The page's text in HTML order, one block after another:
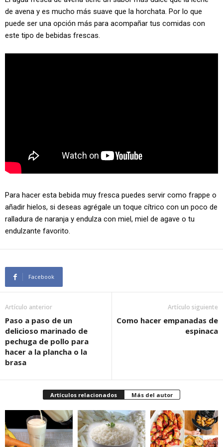
de avena y es mucho más suave que la horchata. Por lo que
puede ser una opción más para acompañar tus comidas con
este tipo de bebidas frescas.
Para hacer esta bebida muy fresca puedes servir como frappe o
añadir hielos, si deseas agrégale un toque cítrico con un poco de
ralladura de naranja y endulza con miel, miel de agave o tu
endulzante favorito.
Facebook
Artículo anterior
Paso a paso de un
delicioso marinado de
pechuga de pollo para
hacer a la plancha o la
brasa
Artículo siguiente
Como hacer empanadas de
espinaca
Artículos relacionados Más del autor